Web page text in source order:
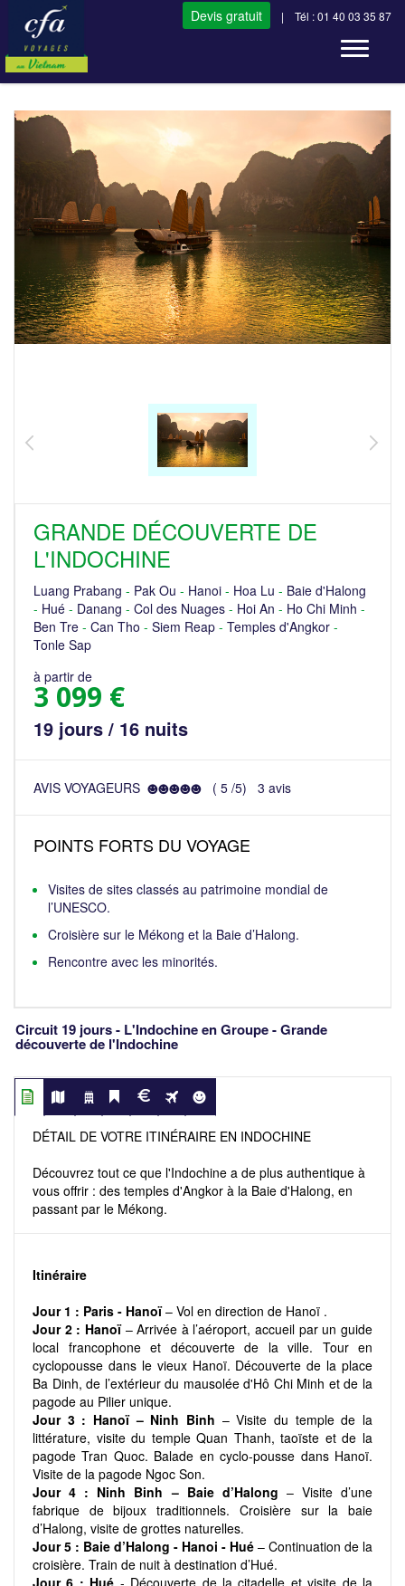
Devis gratuit | Tél : 01 40 03 35 87
Toggle
GRANDE DÉCOUVERTE DE
L'INDOCHINE
Luang Prabang - Pak Ou - Hanoi - Hoa Lu - Baie d'Halong
- Hué - Danang - Col des Nuages - Hoi An - Ho Chi Minh -
Ben Tre - Can Tho - Siem Reap - Temples d'Angkor -
Tonle Sap
à partir de
3 099 €
19 jours / 16 nuits
AVIS VOYAGEURS ( 5 /5) 3 avis
POINTS FORTS DU VOYAGE
Visites de sites classés au patrimoine mondial de
l’UNESCO.
Croisière sur le Mékong et la Baie d’Halong.
Rencontre avec les minorités.
Circuit 19 jours - L'Indochine en Groupe - Grande
découverte de l'Indochine
DÉTAIL DE VOTRE ITINÉRAIRE EN INDOCHINE
Découvrez tout ce que l'Indochine a de plus authentique à
vous offrir : des temples d'Angkor à la Baie d'Halong, en
passant par le Mékong.
Itinéraire
Jour 1 : Paris - Hanoï– Vol en direction de Hanoï .
Jour 2 : Hanoï – Arrivée à l’aéroport, accueil par un guide
local francophone et découverte de la ville. Tour en
cyclopousse dans le vieux Hanoï. Découverte de la place
Ba Dinh, de l’extérieur du mausolée d'Hô Chi Minh et de la
pagode au Pilier unique.
Jour 3 : Hanoï – Ninh Binh – Visite du temple de la
littérature, visite du temple Quan Thanh, taoïste et de la
pagode Tran Quoc. Balade en cyclo-pousse dans Hanoï.
Visite de la pagode Ngoc Son.
Jour 4 : Ninh Binh – Baie d’Halong – Visite d’une
fabrique de bijoux traditionnels. Croisière sur la baie
d’Halong, visite de grottes naturelles.
Jour 5 : Baie d’Halong - Hanoi - Hué – Continuation de la
croisière. Train de nuit à destination d’Hué.
Jour 6 : Hué - Découverte de la citadelle et visite de la